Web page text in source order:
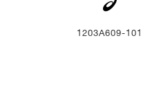
1203A609-101